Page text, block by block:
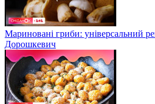
Мариновані гриби: універсальний
Дорошкевич